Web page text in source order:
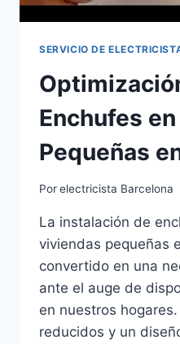
SERVICIO DE
Enchufes
Pequeñas
Porelectricista Barcelona
La instalación de
viviendas pequeñas
convertido en una
ante el auge de
en nuestros
reducidos y un